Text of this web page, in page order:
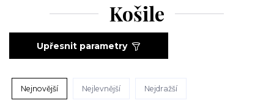
Košile
Upřesnit parametry
Nejnovější Nejlevnější Nejdražší